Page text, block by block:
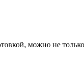
можно не